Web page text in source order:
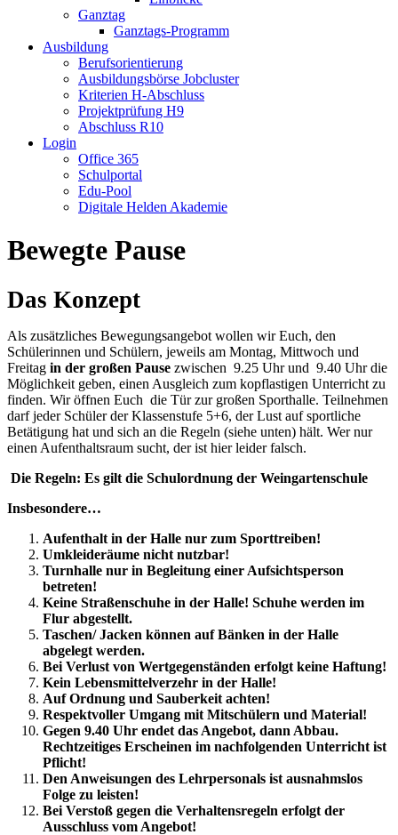
Ganztag
Ganztags-Programm
Ausbildung
Berufsorientierung
Ausbildungsbörse Jobcluster
Kriterien H-Abschluss
Projektprüfung H9
Abschluss R10
Login
Office 365
Schulportal
Edu-Pool
Digitale Helden Akademie
Bewegte Pause
Das Konzept
Als zusätzliches Bewegungsangebot wollen wir Euch, den
Schülerinnen und Schülern, jeweils am Montag, Mittwoch und
Freitag in der großen Pause zwischen 9.25 Uhr und 9.40 Uhr die
Möglichkeit geben, einen Ausgleich zum kopflastigen Unterricht zu
finden. Wir öffnen Euch die Tür zur großen Sporthalle. Teilnehmen
darf jeder Schüler der Klassenstufe 5+6, der Lust auf sportliche
Betätigung hat und sich an die Regeln (siehe unten) hält. Wer nur
einen Aufenthaltsraum sucht, der ist hier leider falsch.
Die Regeln: Es gilt die Schulordnung der Weingartenschule
Insbesondere…
Aufenthalt in der Halle nur zum Sporttreiben!
Umkleideräume nicht nutzbar!
Turnhalle nur in Begleitung einer Aufsichtsperson
betreten!
Keine Straßenschuhe in der Halle! Schuhe werden im
Flur abgestellt.
Taschen/ Jacken können auf Bänken in der Halle
abgelegt werden.
Bei Verlust von Wertgegenständen erfolgt keine Haftung!
Kein Lebensmittelverzehr in der Halle!
Auf Ordnung und Sauberkeit achten!
Respektvoller Umgang mit Mitschülern und Material!
Gegen 9.40 Uhr endet das Angebot, dann Abbau.
Rechtzeitiges Erscheinen im nachfolgenden Unterricht ist
Pflicht!
Den Anweisungen des Lehrpersonals ist ausnahmslos
Folge zu leisten!
Bei Verstoß gegen die Verhaltensregeln erfolgt der
Ausschluss vom Angebot!